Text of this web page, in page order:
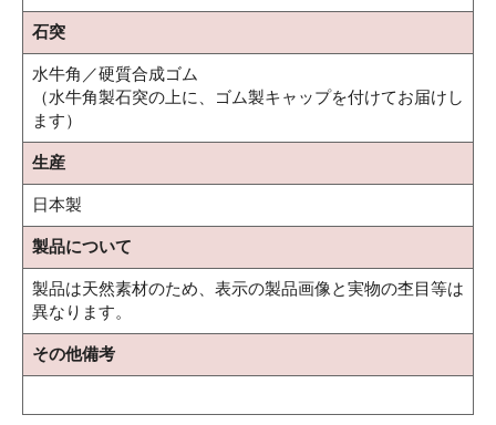
石突
水牛角／硬質合成ゴム
（水牛角製石突の上に、ゴム製キャップを付けてお届けし
ます）
生産
日本製
製品について
製品は天然素材のため、表示の製品画像と実物の杢目等は
異なります。
その他備考